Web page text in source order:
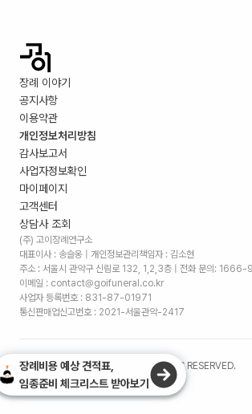
장례 이야기
공지사항
이용약관
개인정보처리방침
감사보고서
사업자정보확인
마이페이지
고객센터
상담사 조회
(주) 고이장례연구소
대표이사 : 송슬옹 | 개인정보관리책임자 : 김소현
주소 : 서울시 관악구 신림로 132, 1,2,3층 | 전화 문의:
이메일 : contact@goifuneral.co.kr
사업자 등록번호 : 831-87-01971
통신판매업신고번호 : 2021-서울관악-2417
©2026. (주)고이장례연구소 ALL RIGHTS RESERVED.
장례비용 예상 견적표,
임종준비 체크리스트 받아보기